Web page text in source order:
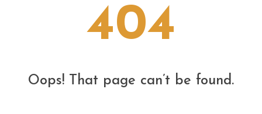
404
Oops! That page can’t be found.